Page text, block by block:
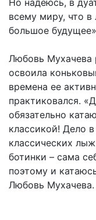
всему миру, что
большое
Любовь Мухачева
освоила
времена ее
практиковался.
обязательно
классикой! Дело
классических
ботинки – сама
поэтому и
Любовь Мухачева.